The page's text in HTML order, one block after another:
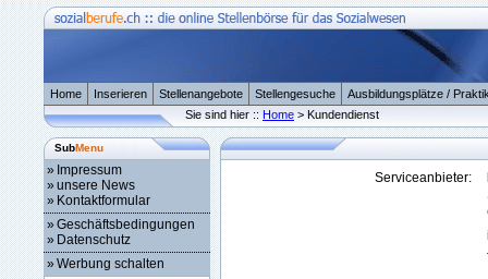
Home Inserieren Stellenangebote Stellengesuche
Ausbildungsplätze /
Sie sind hier :: Home > Kundendienst
SubMenu
» Impressum
»unsere News
» Kontaktformular
»Geschäftsbedingungen
» Datenschutz
»Werbung schalten
Serviceanbieter: